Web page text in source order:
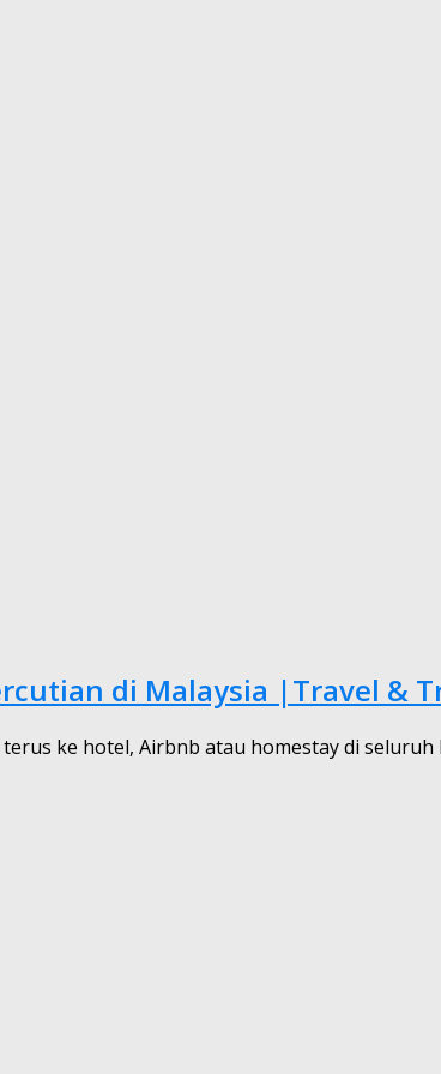
di Malaysia |Travel &
ke hotel, Airbnb atau homestay di seluruh